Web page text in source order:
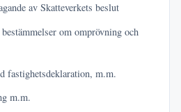
av Skatteverkets beslut
om omprövning och
fastighetsdeklaration, m.m.
m.m.